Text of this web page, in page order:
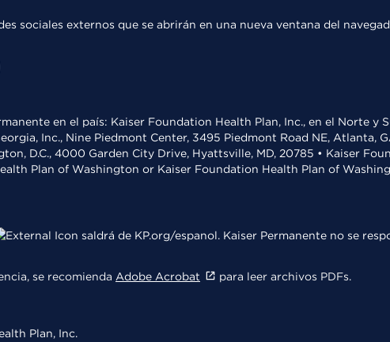
sociales externos que se abrirán en una nueva ventana del
en el país: Kaiser Foundation Health Plan, Inc., en el Norte
Inc., Nine Piedmont Center, 3495 Piedmont Road NE,
D.C., 4000 Garden City Drive, Hyattsville, MD, 20785 • Kaiser
Plan of Washington or Kaiser Foundation Health Plan of
saldrá de KP.org/espanol. Kaiser Permanente no se
se recomienda Adobe Acrobat para leer archivos PDFs.
Plan, Inc.